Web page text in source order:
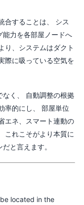
合することは、 シス
能力を各部屋ノードへ
り、システムはダクト
際に吸っている空気を
なく、 自動調整の根拠
率的にし、 部屋単位
エネ、スマート連動の
これこそがより本質に
と言えます。
be located in the